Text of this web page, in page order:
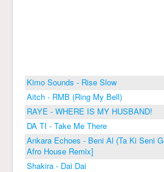
Kimo Sounds - Rise Slow
Aitch - RMB (Ring My Bell)
RAYE - WHERE IS MY HUSBAND!
DA TI - Take Me There
Ankara Echoes - Beni Al (Ta Ki Seni
Afro House Remix]
Shakira - Dai Dai